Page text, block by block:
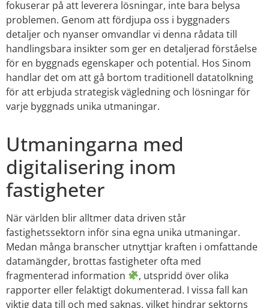
fokuserar på att leverera lösningar, inte bara belysa
problemen. Genom att fördjupa oss i byggnaders
detaljer och nyanser omvandlar vi denna rådata till
handlingsbara insikter som ger en detaljerad förståelse
för en byggnads egenskaper och potential. Hos Sinom
handlar det om att gå bortom traditionell datatolkning
för att erbjuda strategisk vägledning och lösningar för
varje byggnads unika utmaningar.
Utmaningarna med
digitalisering inom
fastigheter
När världen blir alltmer data driven står
fastighetssektorn inför sina egna unika utmaningar.
Medan många branscher utnyttjar kraften i omfattande
datamängder, brottas fastigheter ofta med
fragmenterad information
, utspridd över olika
rapporter eller felaktigt dokumenterad. I vissa fall kan
viktig data till och med saknas, vilket hindrar sektorns